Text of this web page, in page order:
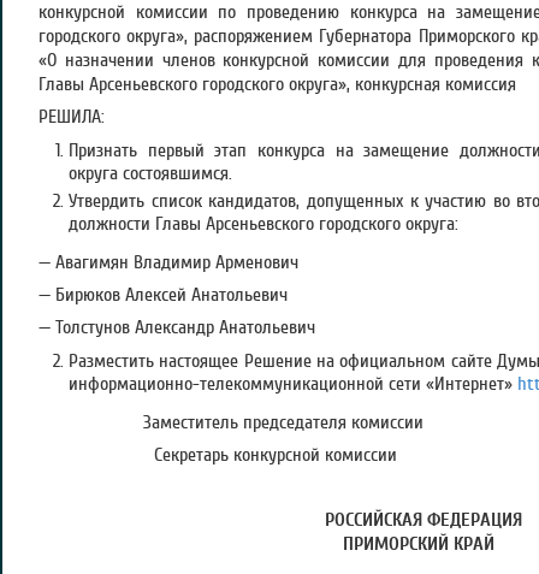
конкурсной комиссии по проведению конкурса на
городского округа», распоряжением Губернатора Приморского
«О назначении членов конкурсной комиссии для проведения
Главы Арсеньевского городского округа», конкурсная комиссия
РЕШИЛА:
Признать первый этап конкурса на замещение
округа состоявшимся.
Утвердить список кандидатов, допущенных к участию во
должности Главы Арсеньевского городского округа:
— Авагимян Владимир Арменович
— Бирюков Алексей Анатольевич
— Толстунов Александр Анатольевич
Разместить настоящее Решение на официальном сайте Думы
информационно-телекоммуникационной сети «Интернет»
Заместитель председателя
Секретарь конкурсной
РОССИЙСКАЯ ФЕДЕРАЦИЯ
ПРИМОРСКИЙ КРАЙ